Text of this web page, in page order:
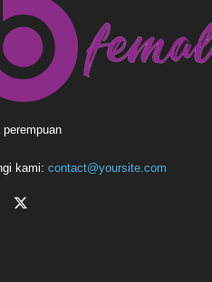
perempuan
kami: contact@yoursite.com